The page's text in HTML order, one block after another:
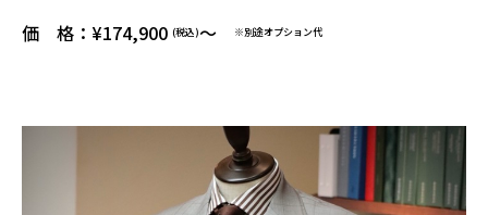
価 格：¥174,900 (税込)～ ※別途オプション代